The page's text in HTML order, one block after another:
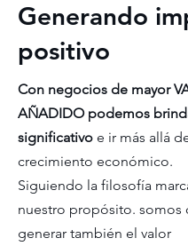
Generando
positivo
Con negocios de mayor
AÑADIDO podemos
significativo e ir más allá
crecimiento económico.
Siguiendo la filosofía
nuestro propósito. somos
generar también el valor